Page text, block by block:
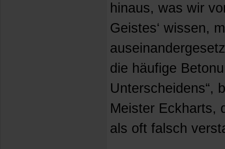
hinaus, was wir
Geistes‘ wissen,
die häufige
Unterscheidens“,
Meister Eckharts,
als oft falsch